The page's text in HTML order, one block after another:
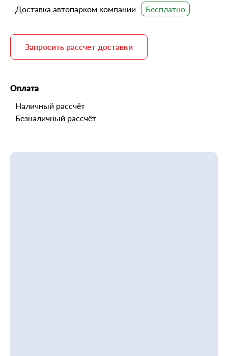
Доставка автопарком компании
Запросить рассчет доставки
Оплата
Наличный рассчёт
Безналичный рассчёт